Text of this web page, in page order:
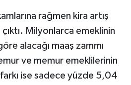
rağmen kira artış
Milyonlarca emeklinin
alacağı maaş zammı
ve memur emeklilerinin
ise sadece yüzde 5,04